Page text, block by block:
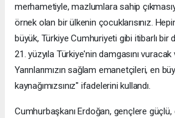
merhametiyle, mazlumlara sahip
örnek olan bir ülkenin çocuklarısınız.
büyük, Türkiye Cumhuriyeti gibi itibarlı bir
21. yüzyıla Türkiye'nin damgasını
Yarınlarımızın sağlam emanetçileri, en
kaynağımızsınız" ifadelerini kullandı.
Cumhurbaşkanı Erdoğan, gençlere